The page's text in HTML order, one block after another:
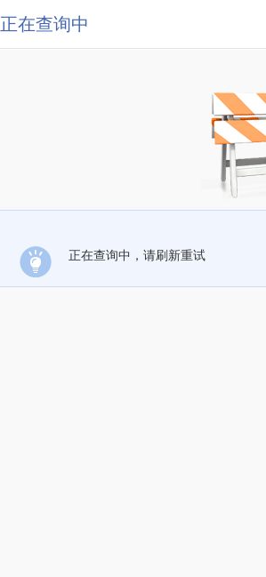
正在查询中
正在查询中，请刷新重试